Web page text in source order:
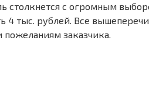
столкнется с огромным
тыс. рублей. Все
пожеланиям заказчика.